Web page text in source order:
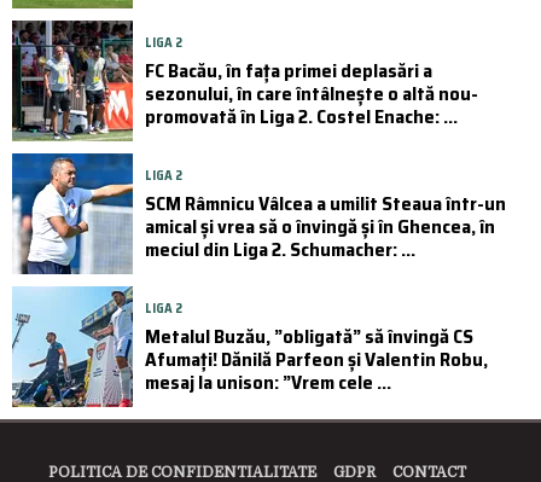
LIGA 2
FC Bacău, în fața primei deplasări a
sezonului, în care întâlnește o altă nou-
promovată în Liga 2. Costel Enache: ...
LIGA 2
SCM Râmnicu Vâlcea a umilit Steaua într-un
amical și vrea să o învingă și în Ghencea, în
meciul din Liga 2. Schumacher: ...
LIGA 2
Metalul Buzău, ”obligată” să învingă CS
Afumați! Dănilă Parfeon și Valentin Robu,
mesaj la unison: ”Vrem cele ...
POLITICA DE CONFIDENTIALITATE GDPR CONTACT